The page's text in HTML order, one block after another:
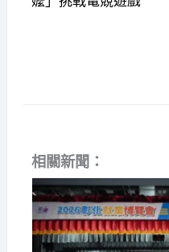
相關新聞：